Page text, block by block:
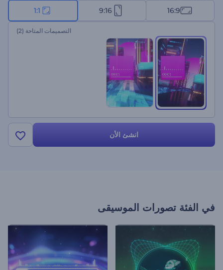
في موسيقاك بهذا التجسيد البصري. ابدأ الآن واصطحب جمهورك في رحلة عبر
الزمن والمكان!16:9
9:16
1:1
التصميمات المتاحة (2)
انشئ الأن
في الفئة تصورات الموسيقى